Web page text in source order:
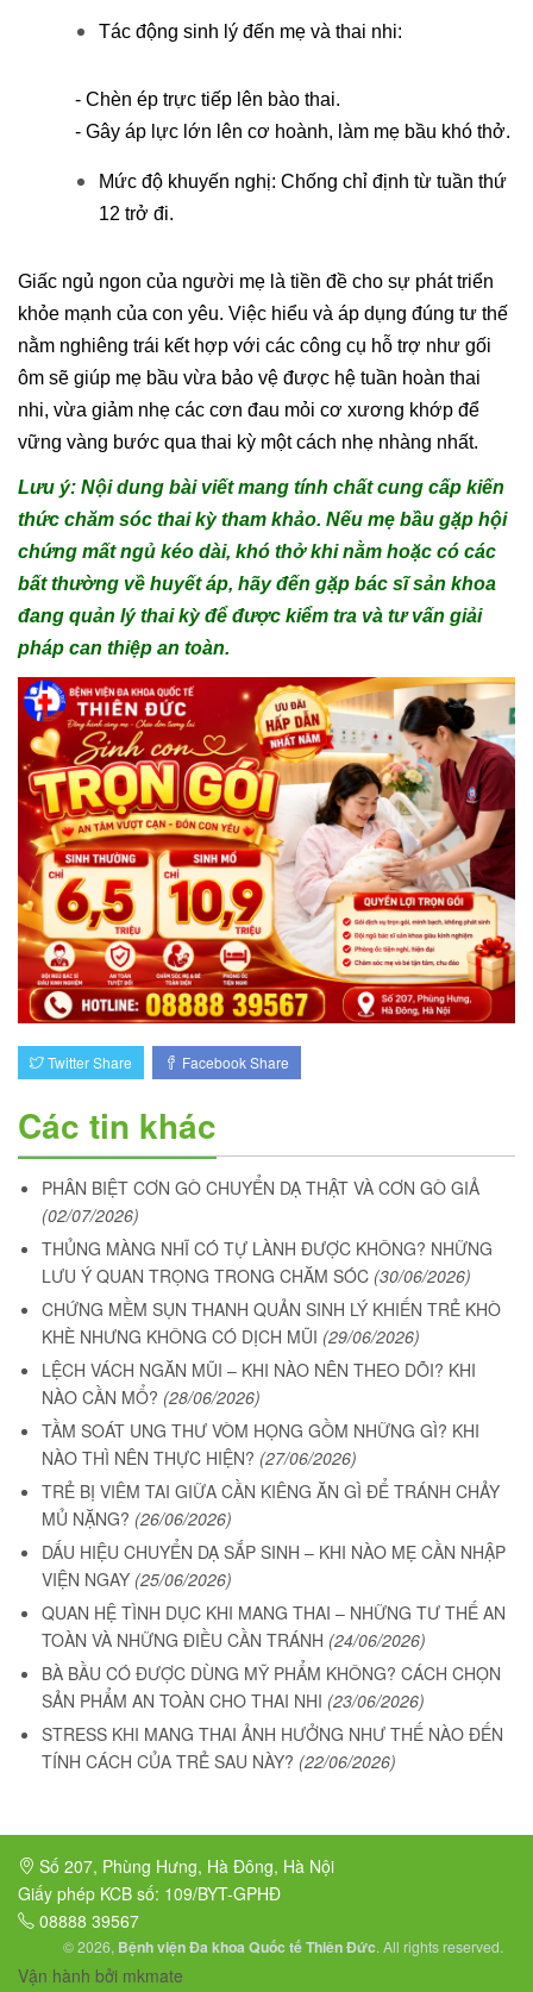
Tác động sinh lý đến mẹ và thai nhi:
- Chèn ép trực tiếp lên bào thai.
- Gây áp lực lớn lên cơ hoành, làm mẹ bầu khó thở.
Mức độ khuyến nghị: Chống chỉ định từ tuần thứ
12 trở đi.
Giấc ngủ ngon của người mẹ là tiền đề cho sự phát triển
khỏe mạnh của con yêu. Việc hiểu và áp dụng đúng tư thế
nằm nghiêng trái kết hợp với các công cụ hỗ trợ như gối
ôm sẽ giúp mẹ bầu vừa bảo vệ được hệ tuần hoàn thai
nhi, vừa giảm nhẹ các cơn đau mỏi cơ xương khớp để
vững vàng bước qua thai kỳ một cách nhẹ nhàng nhất.
Lưu ý: Nội dung bài viết mang tính chất cung cấp kiến
thức chăm sóc thai kỳ tham khảo. Nếu mẹ bầu gặp hội
chứng mất ngủ kéo dài, khó thở khi nằm hoặc có các
bất thường về huyết áp, hãy đến gặp bác sĩ sản khoa
đang quản lý thai kỳ để được kiểm tra và tư vấn giải
pháp can thiệp an toàn.
Twitter Share Facebook Share
Các tin khác
PHÂN BIỆT CƠN GÒ CHUYỂN DẠ THẬT VÀ CƠN GÒ GIẢ
(02/07/2026)
THỦNG MÀNG NHĨ CÓ TỰ LÀNH ĐƯỢC KHÔNG? NHỮNG
LƯU Ý QUAN TRỌNG TRONG CHĂM SÓC (30/06/2026)
CHỨNG MỀM SỤN THANH QUẢN SINH LÝ KHIẾN TRẺ KHÒ
KHÈ NHƯNG KHÔNG CÓ DỊCH MŨI (29/06/2026)
LỆCH VÁCH NGĂN MŨI – KHI NÀO NÊN THEO DÕI? KHI
NÀO CẦN MỔ? (28/06/2026)
TẦM SOÁT UNG THƯ VÒM HỌNG GỒM NHỮNG GÌ? KHI
NÀO THÌ NÊN THỰC HIỆN? (27/06/2026)
TRẺ BỊ VIÊM TAI GIỮA CẦN KIÊNG ĂN GÌ ĐỂ TRÁNH CHẢY
MỦ NẶNG? (26/06/2026)
DẤU HIỆU CHUYỂN DẠ SẮP SINH – KHI NÀO MẸ CẦN NHẬP
VIỆN NGAY (25/06/2026)
QUAN HỆ TÌNH DỤC KHI MANG THAI – NHỮNG TƯ THẾ AN
TOÀN VÀ NHỮNG ĐIỀU CẦN TRÁNH (24/06/2026)
BÀ BẦU CÓ ĐƯỢC DÙNG MỸ PHẨM KHÔNG? CÁCH CHỌN
SẢN PHẨM AN TOÀN CHO THAI NHI (23/06/2026)
STRESS KHI MANG THAI ẢNH HƯỞNG NHƯ THẾ NÀO ĐẾN
TÍNH CÁCH CỦA TRẺ SAU NÀY? (22/06/2026)
Số 207, Phùng Hưng, Hà Đông, Hà Nội
Giấy phép KCB số: 109/BYT-GPHĐ
08888 39567
© 2026, Bệnh viện Đa khoa Quốc tế Thiên Đức. All rights reserved.
Vận hành bởi mkmate